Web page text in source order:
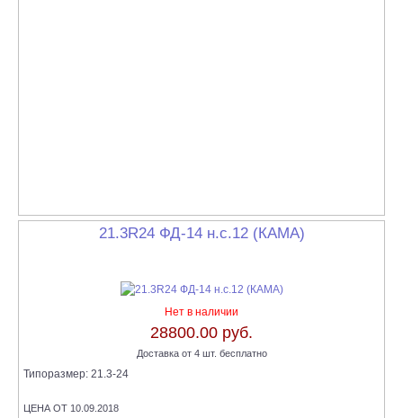
21.3R24 ФД-14 н.с.12 (КАМА)
Нет в наличии
28800.00 руб.
Доставка от 4 шт. бесплатно
Типоразмер: 21.3-24
ЦЕНА ОТ 10.09.2018